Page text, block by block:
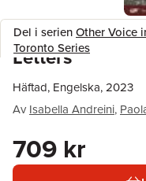
Del i serienOther Voice
Toronto Series
Letters
Häftad, Engelska, 2023
Av Isabella Andreini,
709 kr